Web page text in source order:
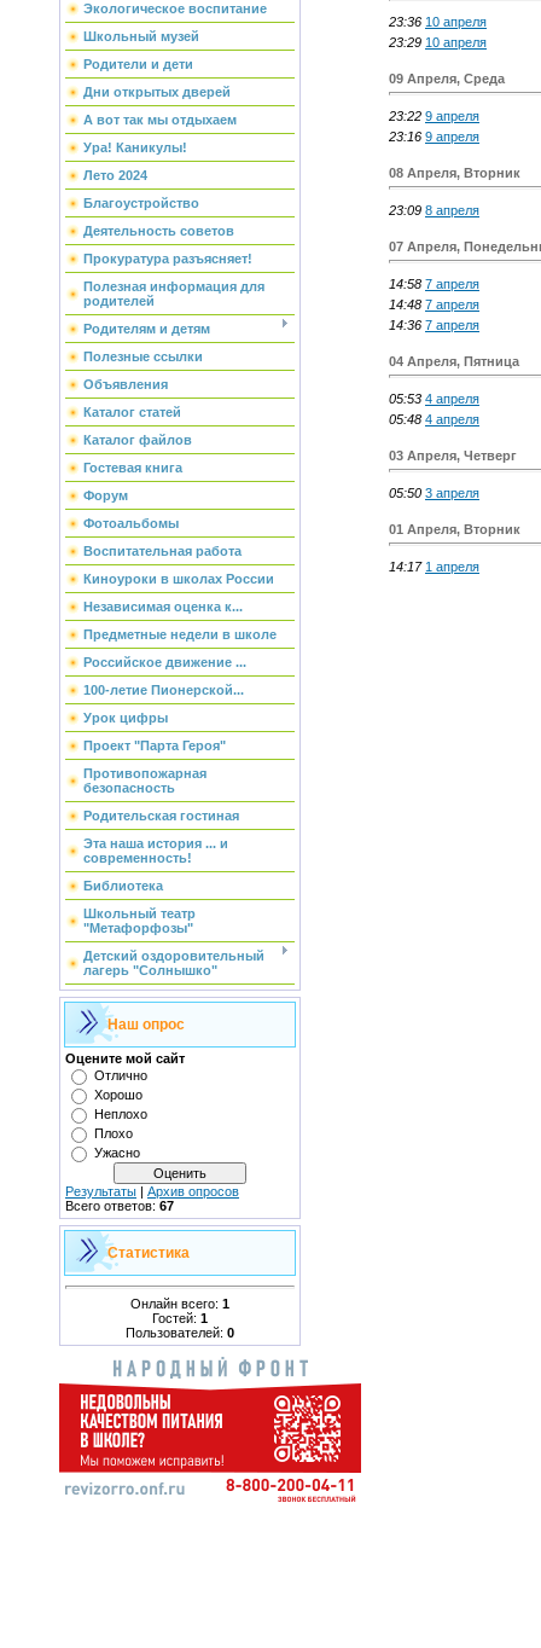
Экологическое воспитание
Школьный музей
Родители и дети
Дни открытых дверей
А вот так мы отдыхаем
Ура! Каникулы!
Лето 2024
Благоустройство
Деятельность советов
Прокуратура разъясняет!
Полезная информация для
родителей
Родителям и детям
Полезные ссылки
Объявления
Каталог статей
Каталог файлов
Гостевая книга
Форум
Фотоальбомы
Воспитательная работа
Киноуроки в школах России
Независимая оценка к...
Предметные недели в школе
Российское движение ...
100-летие Пионерской...
Урок цифры
Проект "Парта Героя"
Противопожарная
безопасность
Родительская гостиная
Эта наша история ... и
современность!
Библиотека
Школьный театр
"Метафорфозы"
Детский оздоровительный
лагерь "Солнышко"
Наш опрос
Оцените мой сайт
Отлично
Хорошо
Неплохо
Плохо
Ужасно
Результаты | Архив опросов
Всего ответов: 67
Статистика
Онлайн всего: 1
Гостей: 1
Пользователей: 0
23:36 10 апреля
23:29 10 апреля
09 Апреля, Среда
23:22 9 апреля
23:16 9 апреля
08 Апреля, Вторник
23:09 8 апреля
07 Апреля,
14:58 7 апреля
14:48 7 апреля
14:36 7 апреля
04 Апреля, Пятница
05:53 4 апреля
05:48 4 апреля
03 Апреля, Четверг
05:50 3 апреля
01 Апреля, Вторник
14:17 1 апреля